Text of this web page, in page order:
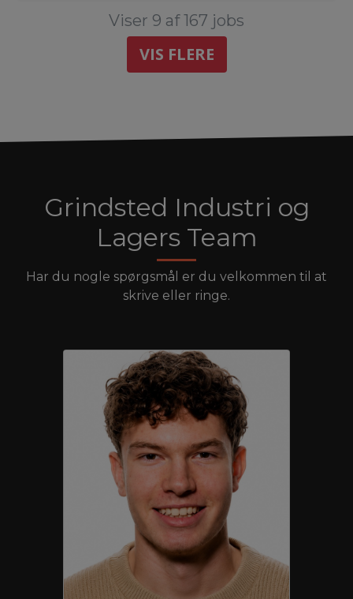
Viser 9 af 167 jobs
VIS FLERE
Grindsted Industri og
Lagers Team
Har du nogle spørgsmål er du velkommen til at
skrive eller ringe.